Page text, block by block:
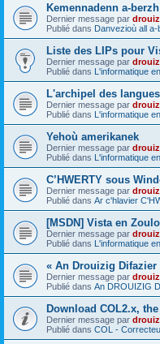
Kemennadenn a-
Dernier message par
Publié dans Danvezioù all
Liste des LIPs pour
Dernier message par
Publié dans L'informatique
L'archipel des
Dernier message par
Publié dans L'informatique
Yehoù amerikanek
Dernier message par
Publié dans L'informatique
C’HWERTY sous
Dernier message par
Publié dans Ar c'hlavier
[MSDN] Vista en
Dernier message par
Publié dans L'informatique
« An Drouizig Difazier
Dernier message par
Publié dans An DROUIZIG
Download COL2.x,
Dernier message par
Publié dans COL -